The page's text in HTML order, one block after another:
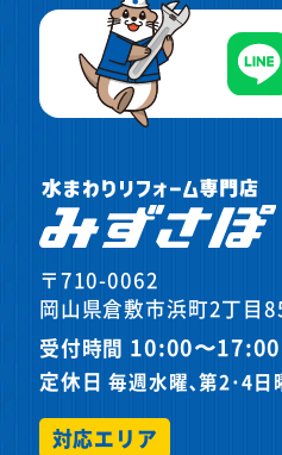
〒710-0062
岡山県倉敷市浜町2丁目
受付時間 10:00〜17:00
定休日毎週水曜､第2･4日
対応エリア